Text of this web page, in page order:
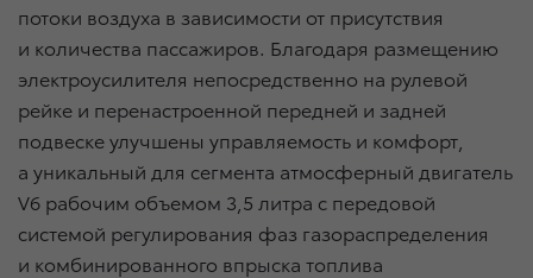
потоки воздуха в зависимости от присутствия
и количества пассажиров. Благодаря размещению
электроусилителя непосредственно на рулевой
рейке и перенастроенной передней и задней
подвеске улучшены управляемость и комфорт,
а уникальный для сегмента атмосферный двигатель
V6 рабочим объемом 3,5 литра с передовой
системой регулирования фаз газораспределения
и комбинированного впрыска топлива